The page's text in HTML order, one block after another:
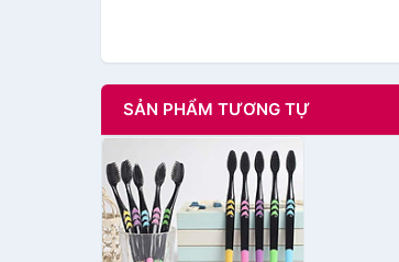
SẢN PHẨM TƯƠNG TỰ